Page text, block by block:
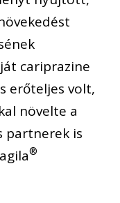
cariprazine
erőteljes volt,
növelte a
partnerek is
®